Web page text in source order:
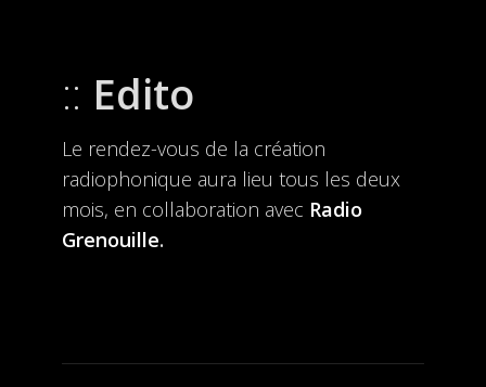
Edito
Le rendez-vous de la création
radiophonique aura lieu tous les deux
mois, en collaboration avec Radio
Grenouille.